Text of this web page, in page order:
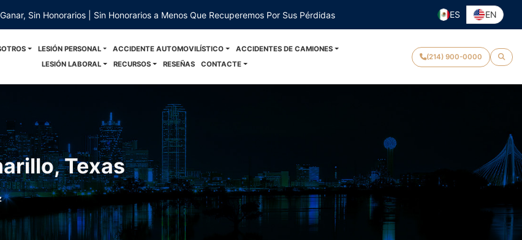
Sin Honorarios | Sin Honorarios a Menos Que Recuperemos Por Sus Pérdidas ES EN
LESIÓN PERSONAL ACCIDENTE AUTOMOVILÍSTICO
ACCIDENTES DE CAMIONES
LESIÓN LABORAL
RECURSOS RESEÑAS CONTACTE
(214) 900-0000
Texas